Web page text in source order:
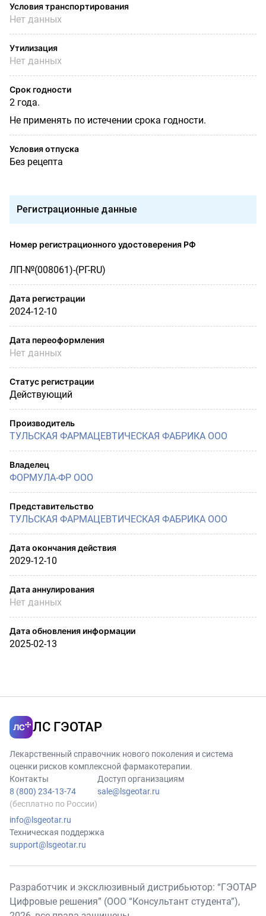
Условия транспортирования
Нет данных
Утилизация
Нет данных
Срок годности
2 года.
Не применять по истечении срока годности.
Условия отпуска
Без рецепта
Регистрационные данные
Номер регистрационного удостоверения РФ
ЛП-№(008061)-(РГ-RU)
Дата регистрации
2024-12-10
Дата переоформления
Нет данных
Статус регистрации
Действующий
Производитель
ТУЛЬСКАЯ ФАРМАЦЕВТИЧЕСКАЯ ФАБРИКА ООО
Владелец
ФОРМУЛА-ФР ООО
Представительство
ТУЛЬСКАЯ ФАРМАЦЕВТИЧЕСКАЯ ФАБРИКА ООО
Дата окончания действия
2029-12-10
Дата аннулирования
Нет данных
Дата обновления информации
2025-02-13
ЛС ГЭОТАР
Лекарственный справочник нового поколения и система
оценки рисков комплексной фармакотерапии.
Контакты
8 (800) 234-13-74
(бесплатно по России)
info@lsgeotar.ru
Доступ организациям
sale@lsgeotar.ru
Техническая поддержка
support@lsgeotar.ru
Разработчик и эксклюзивный дистрибьютор: “ГЭОТАР
Цифровые решения” (ООО “Консультант студента”),